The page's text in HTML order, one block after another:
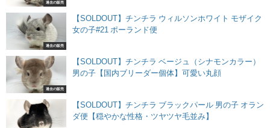
過去の販売
過去の販売
【SOLDOUT】チンチラ ウィルソンホワイト モザイク
女の子#21 ポーランド便
過去の販売
【SOLDOUT】チンチラ ベージュ（シナモンカラー）
男の子【国内ブリーダー個体】可愛い丸顔
【SOLDOUT】チンチラ ブラックパール 男の子 オラン
ダ便【穏やかな性格・ツヤツヤ毛並み】